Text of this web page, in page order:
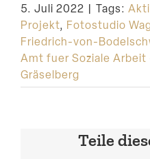
5. Juli 2022 | Tags:
Projekt, Fotostudio
Friedrich-von-
Amt fuer Soziale
Gräselberg
Teile